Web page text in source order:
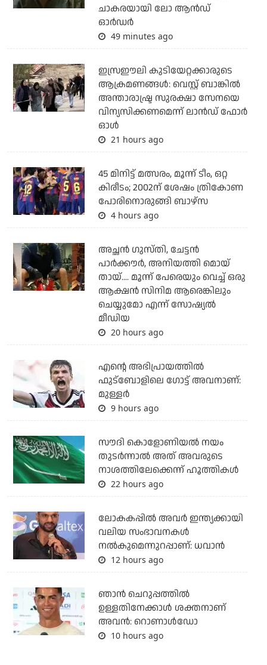
ചാകരയായി ലോ ആന്‍ഡ്
ഓര്‍ഡര്‍
49 minutes ago
ഇസ്രഈലി കുടിയേറ്റക്കാരുടെ
ആക്രമണങ്ങള്‍: വെസ്റ്റ് ബാങ്കില്‍
അന്താരാഷ്ട്ര സുരക്ഷാ സേനയെ
വിന്യസിക്കണമെന്ന് ലാന്‍ഡ് ഫോര്‍
ഓള്‍
21 hours ago
45 മിനിട്ട് മത്സരം, മൂന്ന് ടീം, ഒറ്റ
കിരീടം; 2002ന് ശേഷം ത്രികോണ
പോരിനൊരുങ്ങി ബാഴ്‌സ
4 hours ago
അച്ഛന്‍ ഗുസ്തി, ചേട്ടന്‍
പാര്‍ക്കൗര്‍, അനിയത്തി മൊയ്
തായ്.... മൂന്ന് പേരെയും വെച്ച് ഒരു
ആക്ഷന്‍ സിനിമ ആരെങ്കിലും
ചെയ്യുമോ എന്ന് സോഷ്യല്‍
മീഡിയ
20 hours ago
എന്റെ അഭിപ്രായത്തില്‍
ഫുട്‌ബോളിലെ ഗോട്ട് അവനാണ്:
മുള്ളര്‍
9 hours ago
സൗദി കൊളോണിയല്‍ നയം
തുടര്‍ന്നാല്‍ അത് അവരുടെ
നാശത്തിലേക്കെന്ന് ഹൂത്തികള്‍
22 hours ago
ലോകകപ്പിൽ അവര്‍ ഇന്ത്യക്കായി
വലിയ സംഭാവനകള്‍
നല്‍കുമെന്നുറപ്പാണ്: ധവാന്‍
12 hours ago
ഞാന്‍ ചെറുപ്പത്തില്‍
ഉള്ളതിനേക്കാള്‍ ശക്തനാണ്
അവന്‍: റൊണാള്‍ഡോ
10 hours ago